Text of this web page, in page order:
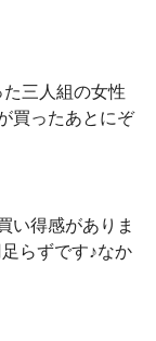
三人組の女性
買ったあとにぞ
い得感がありま
らずです♪なか